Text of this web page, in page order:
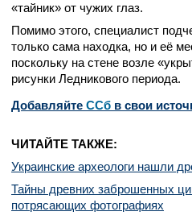
«тайник» от чужих глаз.
Помимо этого, специалист
только сама находка, но и её
поскольку на стене возле
рисунки Ледникового периода.
Добавляйте CСб в свои
ЧИТАЙТЕ ТАКЖЕ:
Украинские археологи нашли
Тайны древних заброшенных
потрясающих фотографиях